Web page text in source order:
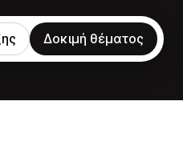
Δοκιμή θέματος